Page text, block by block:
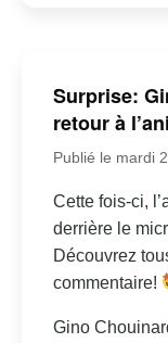
Surprise:
retour à
Publié le mardi
Cette fois-ci,
derrière le
Découvrez
commentaire!
Gino